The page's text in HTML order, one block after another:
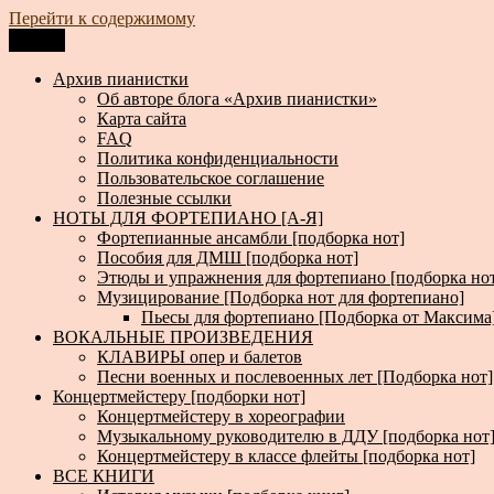
Перейти к содержимому
Архив пианистки
Всё для пианистов: ноты, книги, музыка, статьи…
Архив пианистки
Об авторе блога «Архив пианистки»
Карта сайта
FAQ
Политика конфиденциальности
Пользовательское соглашение
Полезные ссылки
НОТЫ ДЛЯ ФОРТЕПИАНО [А-Я]
Фортепианные ансамбли [подборка нот]
Пособия для ДМШ [подборка нот]
Этюды и упражнения для фортепиано [подборка
Музицирование [Подборка нот для фортепиано]
Пьесы для фортепиано [Подборка от
ВОКАЛЬНЫЕ ПРОИЗВЕДЕНИЯ
КЛАВИРЫ опер и балетов
Песни военных и послевоенных лет [Подборка нот]
Концертмейстеру [подборки нот]
Концертмейстеру в хореографии
Музыкальному руководителю в ДДУ [подборка нот]
Концертмейстеру в классе флейты [подборка нот]
ВСЕ КНИГИ